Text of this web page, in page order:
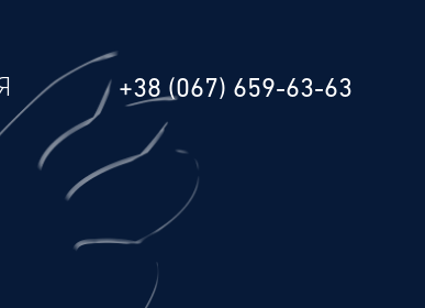
+38 (067) 659-63-63